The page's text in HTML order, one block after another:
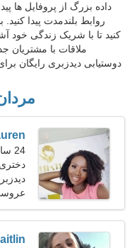
داده بزرگ از پروفایل ها
روابط بلندمدت پیدا
کنید تا با شریک زندگی خود
ملاقات با مشتریان
دوستیابی دیدزبری رایگان
24 سال, حوت
27-35